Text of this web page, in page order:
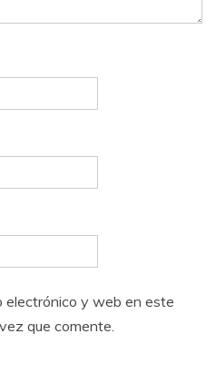
electrónico y web en este
que comente.